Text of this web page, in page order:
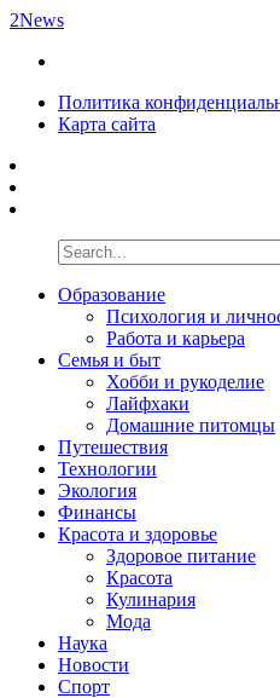
2News
Политика
Карта сайта
Образование
Психология и
Работа и карьера
Семья и быт
Хобби и рукоделие
Лайфхаки
Домашние питомцы
Путешествия
Технологии
Экология
Финансы
Красота и здоровье
Здоровое питание
Красота
Кулинария
Мода
Наука
Новости
Спорт